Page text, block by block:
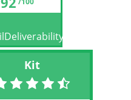
Kit